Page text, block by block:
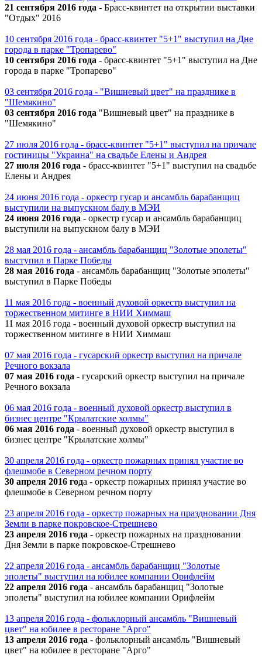
21 сентября 2016 года - Брасс-квинтет на открытии выставки
"Отдых" 2016
10 сентября 2016 года - брасс-квинтет "5+1" выступил на Дне
города в парке "Тропарево"
10 сентября 2016 года - брасс-квинтет "5+1" выступил на Дне
города в парке "Тропарево"
03 сентября 2016 года - "Вишневый цвет" на празднике в
"Шемякино"
03 сентября 2016 года "Вишневый цвет" на празднике в
"Шемякино"
27 июля 2016 года - брасс-квинтет "5+1" выступил на причале
гостиницы "Украина" на свадьбе Елены и Андрея
27 июля 2016 года - брасс-квинтет "5+1" выступил на свадьбе
Елены и Андрея
24 июня 2016 года - оркестр гусар и ансамбль барабанщиц
выступили на выпускном балу в МЭИ
24 июня 2016 года - оркестр гусар и ансамбль барабанщиц
выступили на выпускном балу в МЭИ
28 мая 2016 года - ансамбль барабанщиц "Золотые эполеты"
выступил в Парке Победы
28 мая 2016 года - ансамбль барабанщиц "Золотые эполеты"
выступил в Парке Победы
11 мая 2016 года - военный духовой оркестр выступил на
торжественном митинге в НИИ Химмаш
11 мая 2016 года - военный духовой оркестр выступил на
торжественном митинге в НИИ Химмаш
07 мая 2016 года - гусарский оркестр выступил на причале
Речного вокзала
07 мая 2016 года - гусарский оркестр выступил на причале
Речного вокзала
06 мая 2016 года - военный духовой оркестр выступил в
бизнес центре "Крылатские холмы"
06 мая 2016 года - военный духовой оркестр выступил в
бизнес центре "Крылатские холмы"
30 апреля 2016 года - оркестр пожарных принял участие во
флешмобе в Северном речном порту
30 апреля 2016 года - оркестр пожарных принял участие во
флешмобе в Северном речном порту
23 апреля 2016 года - оркестр пожарных на праздновании Дня
Земли в парке покровское-Стрешнево
23 апреля 2016 года - оркестр пожарных на праздновании
Дня Земли в парке покровское-Стрешнево
22 апреля 2016 года - ансамбль барабанщиц "Золотые
эполеты" выступил на юбилее компании Орифлейм
22 апреля 2016 года - ансамбль барабанщиц "Золотые
эполеты" выступил на юбилее компании Орифлейм
13 апреля 2016 года - фольклорный ансамбль "Вишневый
цвет" на юбилее в ресторане "Арго"
13 апреля 2016 года - фольклорный ансамбль "Вишневый
цвет" на юбилее в ресторане "Арго"